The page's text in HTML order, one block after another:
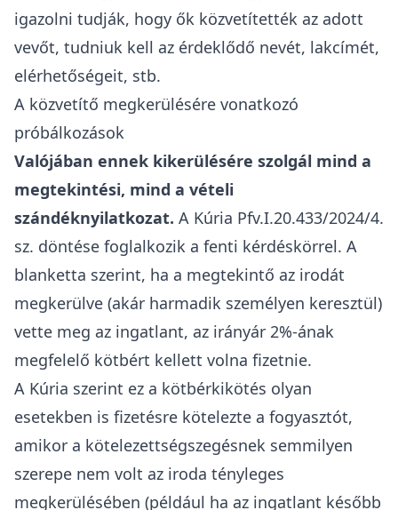
nyilatkozatot tenni?
Nem, semmilyen jogszabály nem írja elő, hogy
az eladó megtekintési, vagy vételi
szándéknyilatkozat hiányában szóba sem állhat
a vevővel. Ha valaki ingatlanközvetítő
közbeiktatása nélkül vásárol ingatlant, akkor
tapasztalataink szerint egyáltalán
sor kerülni vételi szándéknyilatkozat, vagy vételi
ajánlat tételére. Amennyiben nincs
ingatlanközvetítő az ügyletben, a felek általában
szóban egyeznek meg, kezet ráznak egymással,
majd e-mailen egyeztetik a részleteket - egészen
addig amíg az adásvételi szerződést, vagy
legalábbis előszerződést meg nem kötik.
Azingatlanközvetítők szempontjából persze
érthető az igyekezet: ahhoz, hogy később
igazolni tudják, hogy ők közvetítették az adott
vevőt, tudniuk kell az érdeklődő nevét, lakcímét,